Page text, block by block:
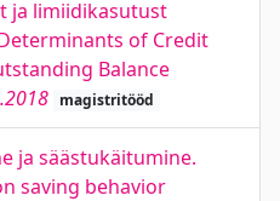
ja limiidikasutust
of Credit
Balance
magistritööd
ja säästukäitumine.
saving behavior